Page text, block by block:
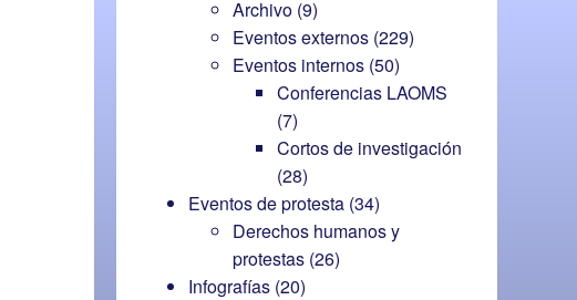
Archivo (9)
Eventos externos (229)
Eventos internos (50)
Conferencias LAOMS
(7)
Cortos de investigación
(28)
Eventos de protesta (34)
Derechos humanos y
protestas (26)
Infografías (20)